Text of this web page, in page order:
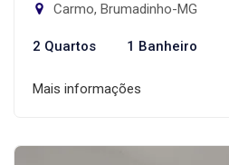
Carmo, Brumadinho-MG
2 Quartos 1 Banheiro
Mais informações